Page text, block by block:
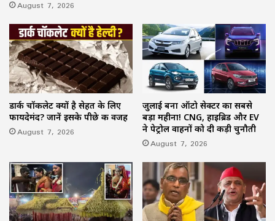
August 7, 2026
डार्क चॉकलेट क्यों है सेहत के लिए
फायदेमंद? जानें इसके पीछे की वजह
August 7, 2026
जुलाई बना ऑटो सेक्टर का सबसे
बड़ा महीना! CNG, हाइब्रिड और EV
ने पेट्रोल वाहनों को दी कड़ी चुनौती
August 7, 2026